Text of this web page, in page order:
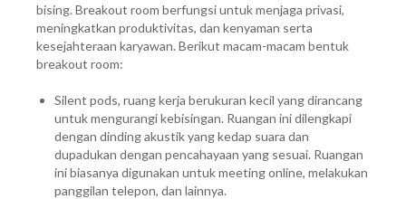
bising. Breakout room berfungsi untuk menjaga privasi,
meningkatkan produktivitas, dan kenyaman serta
kesejahteraan karyawan. Berikut macam-macam bentuk
breakout room:
Silent pods, ruang kerja berukuran kecil yang dirancang
untuk mengurangi kebisingan. Ruangan ini dilengkapi
dengan dinding akustik yang kedap suara dan
dupadukan dengan pencahayaan yang sesuai. Ruangan
ini biasanya digunakan untuk meeting online, melakukan
panggilan telepon, dan lainnya.